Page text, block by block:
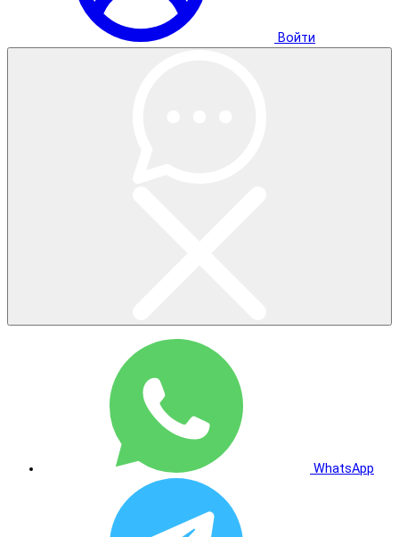
Войти
WhatsApp